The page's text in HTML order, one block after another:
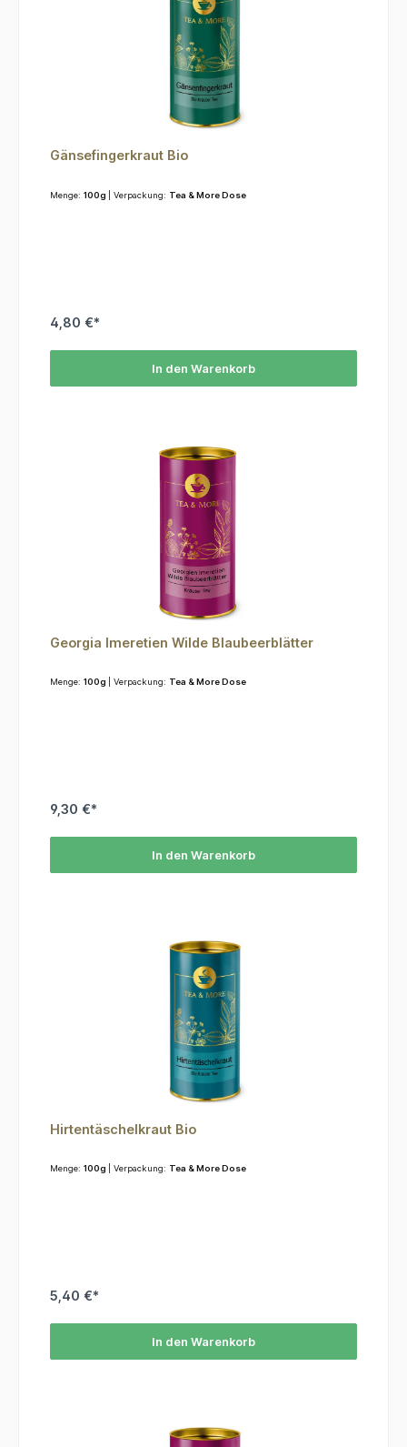
Gänsefingerkraut Bio
Menge: 100g | Verpackung: Tea & More Dose
4,80 €*
In den Warenkorb
Georgia Imeretien Wilde Blaubeerblätter
Menge: 100g | Verpackung: Tea & More Dose
9,30 €*
In den Warenkorb
Hirtentäschelkraut Bio
Menge: 100g | Verpackung: Tea & More Dose
5,40 €*
In den Warenkorb